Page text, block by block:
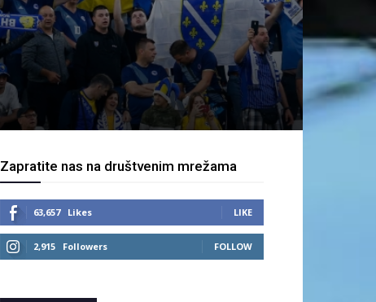
Zapratite nas na društvenim mrežama
63,657 Likes LIKE
2,915 Followers FOLLOW